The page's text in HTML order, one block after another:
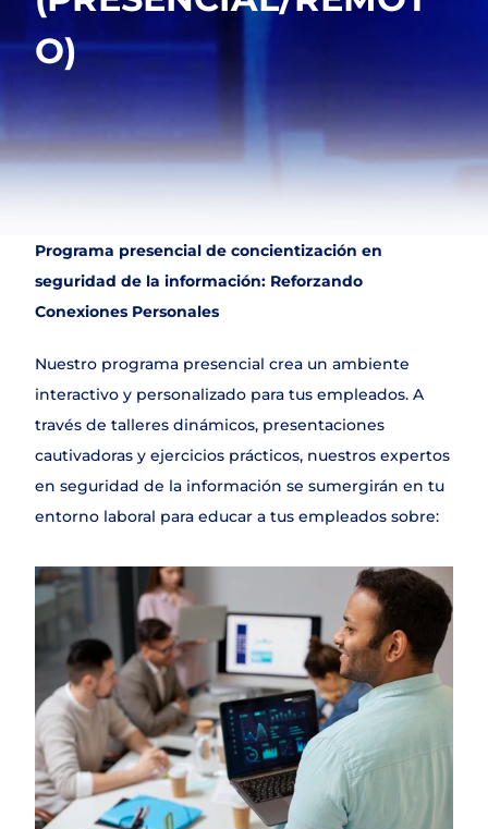
DLP
NAC & IPAM
Wifi Security
Web Application Firewall
Encryption & Transfer Files
SERVICIOS
Join
Events
Experts
Select Language
Contacto
O)
Programa presencial de concientización en
seguridad de la información: Reforzando
Conexiones Personales
Nuestro programa presencial crea un ambiente
interactivo y personalizado para tus empleados. A
través de talleres dinámicos, presentaciones
cautivadoras y ejercicios prácticos, nuestros expertos
en seguridad de la información se sumergirán en tu
entorno laboral para educar a tus empleados sobre: